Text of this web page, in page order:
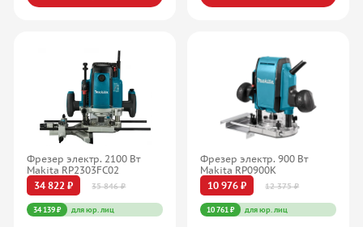
Фрезер электр. 2100 Вт
Makita RP2303FC02
34 822 ₽
35 846 ₽
34 139 ₽ для юр. лиц
Фрезер электр. 900 Вт
Makita RP0900K
10 976 ₽
12 375 ₽
10 761 ₽ для юр. лиц